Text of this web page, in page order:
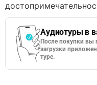
Аудиотуры в
После покупки вы
загрузки
туре.